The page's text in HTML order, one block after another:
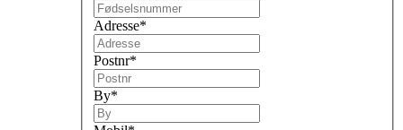
Adresse*
Postnr*
By*